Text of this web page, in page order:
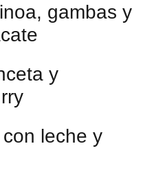
gambas y
y
leche y